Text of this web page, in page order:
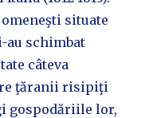
situate
au schimbat
câteva
ţăranii risipiţi
gospodăriile lor,